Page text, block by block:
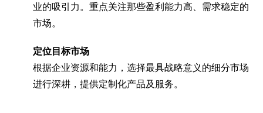
业的吸引力。重点关注那些盈利能力高、需求稳定的
市场。
定位目标市场
根据企业资源和能力，选择最具战略意义的细分市场
进行深耕，提供定制化产品及服务。